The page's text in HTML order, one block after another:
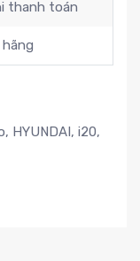
thanh toán
hãng
, HYUNDAI, i20,